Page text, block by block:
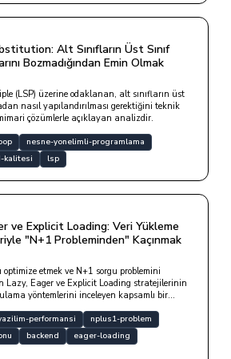
Alt Sınıfların Üst Sınıf
Bozmadığından Emin Olmak
(LSP) üzerine odaklanan, alt sınıfların üst
nasıl yapılandırılması gerektiğini teknik
çözümlerle açıklayan analizdir.
nesne-yonelimli-programlama
kalitesi lsp
ve Explicit Loading: Veri Yükleme
"N+1 Probleminden" Kaçınmak
optimize etmek ve N+1 sorgu problemini
Lazy, Eager ve Explicit Loading stratejilerinin
yöntemlerini inceleyen kapsamlı bir
performansi
nplus1-problem
backend
eager-loading